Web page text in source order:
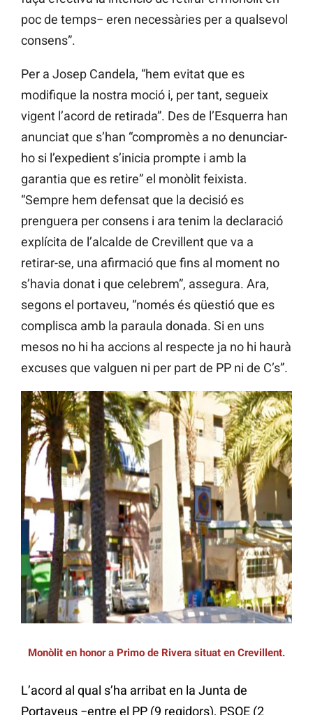
poc de temps− eren necessàries per a qualsevol
consens”.
Per a Josep Candela, “hem evitat que es
modifique la nostra moció i, per tant, segueix
vigent l’acord de retirada”. Des de l’Esquerra han
anunciat que s’han “compromès a no denunciar-
ho si l’expedient s’inicia prompte i amb la
garantia que es retire” el monòlit feixista.
“Sempre hem defensat que la decisió es
prenguera per consens i ara tenim la declaració
explícita de l’alcalde de Crevillent que va a
retirar-se, una afirmació que fins al moment no
s’havia donat i que celebrem”, assegura. Ara,
segons el portaveu, “només és qüestió que es
complisca amb la paraula donada. Si en uns
mesos no hi ha accions al respecte ja no hi haurà
excuses que valguen ni per part de PP ni de C’s”.
Monòlit en honor a Primo de Rivera situat en Crevillent.
L’acord al qual s’ha arribat en la Junta de
Portaveus −entre el PP (9 regidors), PSOE (2